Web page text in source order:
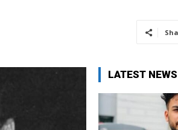
LATEST NEWS